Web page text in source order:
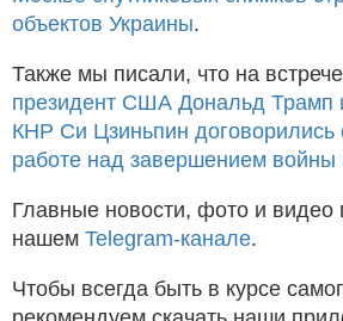
объектов Украины.
Также мы писали, что на
президент США Дональд Трамп
КНР Си Цзиньпин договорились
работе над завершением войны
Главные новости, фото и видео
нашем Telegram-канале.
Чтобы всегда быть в курсе